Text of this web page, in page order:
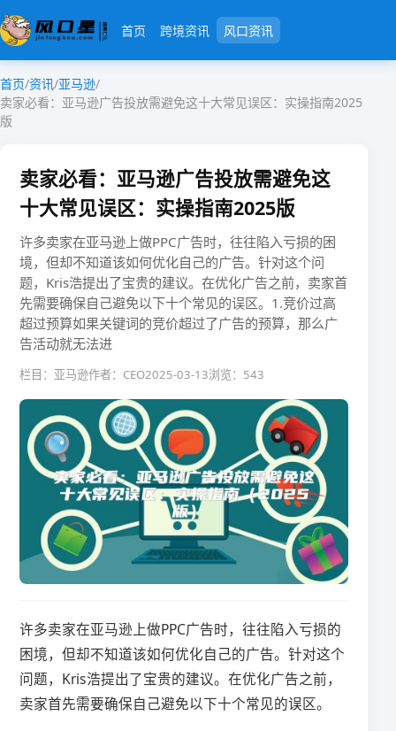
首页 跨境资讯 风口资讯
首页/资讯/亚马逊/
卖家必看：亚马逊广告投放需避免这十大常见误区：实操指南2025
版
卖家必看：亚马逊广告投放需避免这
十大常见误区：实操指南2025版
许多卖家在亚马逊上做PPC广告时，往往陷入亏损的困
境，但却不知道该如何优化自己的广告。针对这个问
题，Kris浩提出了宝贵的建议。在优化广告之前，卖家首
先需要确保自己避免以下十个常见的误区。1.竞价过高
超过预算如果关键词的竞价超过了广告的预算，那么广
告活动就无法进
栏目：亚马逊作者：CEO2025-03-13浏览：543
许多卖家在亚马逊上做PPC广告时，往往陷入亏损的
困境，但却不知道该如何优化自己的广告。针对这个
问题，Kris浩提出了宝贵的建议。在优化广告之前，
卖家首先需要确保自己避免以下十个常见的误区。